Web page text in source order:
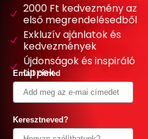
2000 Ft kedvezmény az
első megrendelésedből
Exkluzív ajánlatok és
kedvezmények
Újdonságok és inspiráló
tippek
Email címed
Keresztneved?